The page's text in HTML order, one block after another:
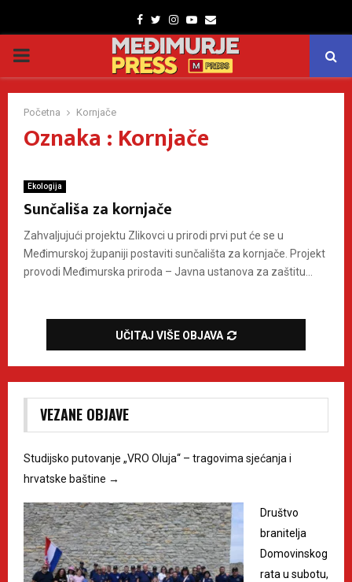
Facebook
TwitterInstagram
Youtube
Email
PRIMARY
MENU
Početna Kornjače
Oznaka : Kornjače
Ekologija
Sunčališa za kornjače
Zahvaljujući projektu Zlikovci u prirodi prvi put će se u
Međimurskoj županiji postaviti sunčališta za kornjače. Projekt
provodi Međimurska priroda – Javna ustanova za zaštitu...
UČITAJ VIŠE OBJAVA
VEZANE OBJAVE
Studijsko putovanje „VRO Oluja“ – tragovima sjećanja i
hrvatske baštine →
Društvo
branitelja
Domovinskog
rata u subotu,